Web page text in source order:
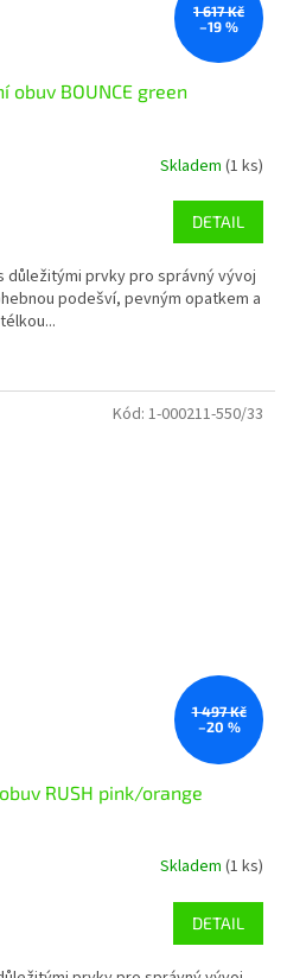
1 617 Kč
–19 %
BOUNCE green
Skladem (1 ks)
DETAIL
důležitými prvky pro správný vývoj
podešví, pevným opatkem a
1 497 Kč
–20 %
RUSH pink/orange
Skladem (1 ks)
DETAIL
Kód: 1-000211-550/33